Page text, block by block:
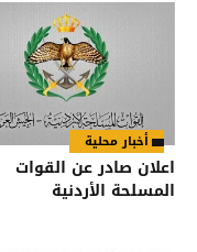
أخبار محلية
اعلان صادر عن القوات
المسلحة الأردنية